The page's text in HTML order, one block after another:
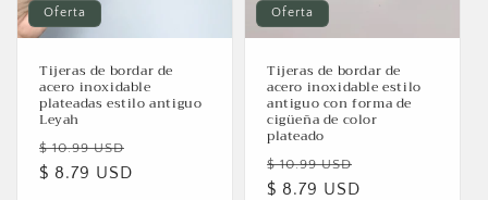
Oferta
Tijeras de bordar de
acero inoxidable
plateadas estilo antiguo
Leyah
Precio
habitual
$ 10.99 USD
$ 8.79 USD
Oferta
Tijeras de bordar de
acero inoxidable estilo
antiguo con forma de
cigüeña de color
plateado
Precio
habitual
$ 10.99 USD
$ 8.79 USD
Se requiere iniciar sesión
Inicie sesión en su cuenta para agregar productos
a su lista de deseos y ver los artículos guardados
anteriormente.